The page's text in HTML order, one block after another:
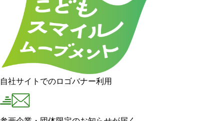
自社サイトでのロゴバナー利用